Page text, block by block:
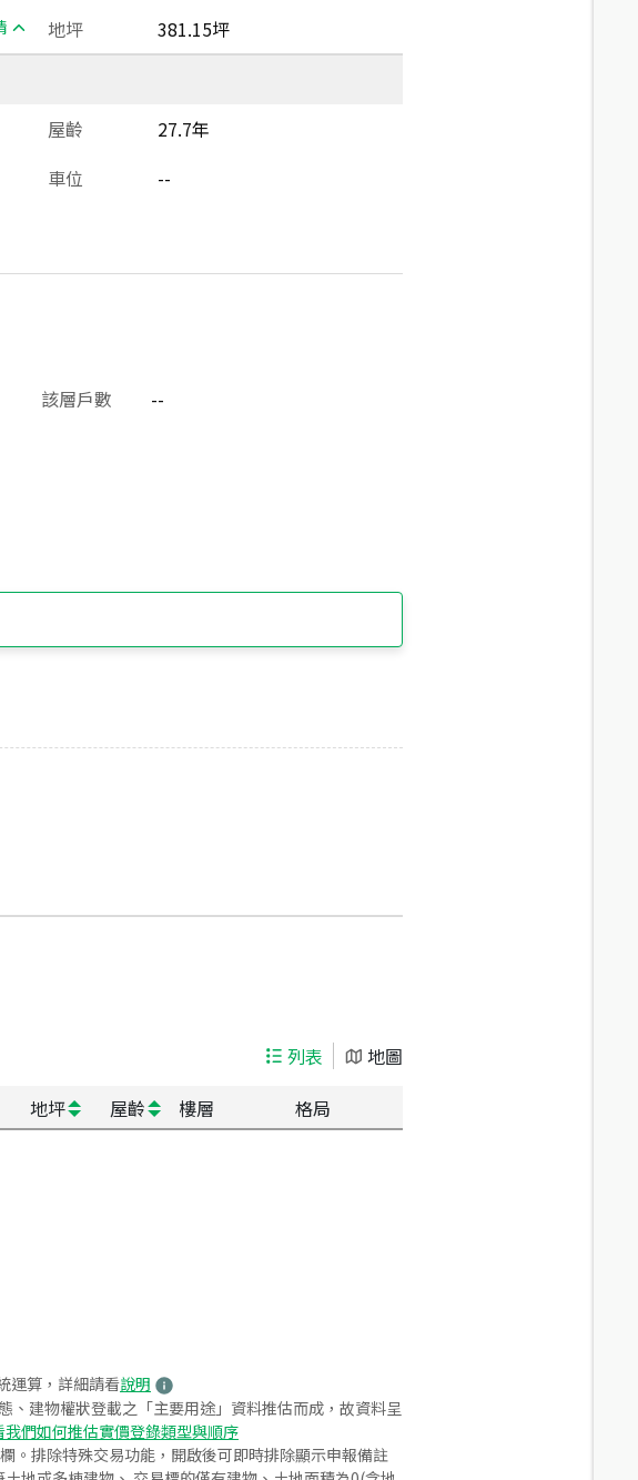
地坪
381.15坪
屋齡
27.7年
車位
--
該層戶數
--
列表
地圖
地坪 屋齡 樓層 格局
運算，詳細請看說明
建物權狀登載之「主要用途」資料推估而成，故資料呈
我們如何推估實價登錄類型與順序
。排除特殊交易功能，開啟後可即時排除顯示申報備註